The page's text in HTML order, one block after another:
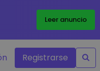
Leer anuncio
Registrarse